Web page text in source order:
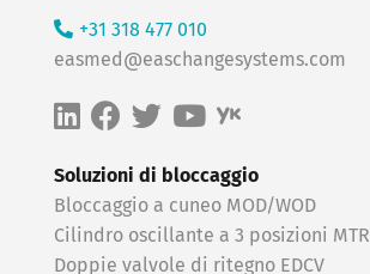
Soluzioni di bloccaggio
Bloccaggio a cuneo MOD/WOD
Cilindro oscillante a 3 posizioni MTR
Doppie valvole di ritegno EDCV
+31 318 477 010
easmed@easchangesystems.com